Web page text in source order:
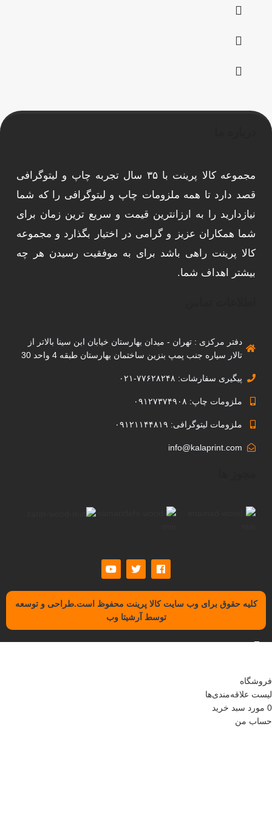
مجموعه کالا پرینت با ۳۵ سال تجربه چاپ و لیتوگرافی
قصد دارد تا همه ملزومات چاپ و لیتوگرافی را که شما
نیازدارید را به ارزانترین قیمت و سریع ترین زمان برای
شما همکاران عزیز و گرامی در اختیار بگذارد و مجموعه
کالا پرینت راهی باشد برای به موفقیت رسیدن هر چه
بیشتر اهداف شما.
دفتر مرکزی : تهران - میدان بهارستان خیابان ابن سینا بالاتر از
تالار سیاره جنب پمپ بنزین ساختمان بهارستان طبقه 4 واحد 30
پیگیری سفارشات: ۷۷۶۲۸۲۴۸-۰۲۱
ملزومات چاپ: ۰۹۱۲۷۳۷۴۹۰۸
ملزومات لیتوگرافی: ۰۹۱۲۱۱۴۴۸۱۹
info@kalaprint.com
کلیه حقوق برای وب سایت کالا پرینت محفوظ است.طراحی و توسعه
توسط آرشیتا وب
فروشگاه
لیست علاقه‌مندی‌ها
0 مورد سبد خرید
حساب من